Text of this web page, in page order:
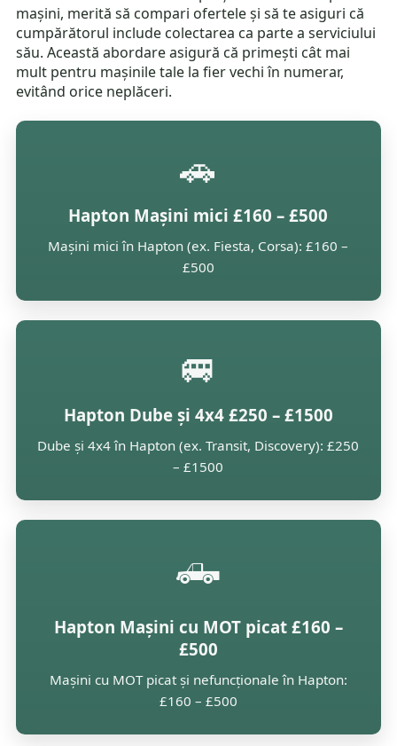
mașini, merită să compari ofertele și să te asiguri că
cumpărătorul include colectarea ca parte a serviciului
său. Această abordare asigură că primești cât mai
mult pentru mașinile tale la fier vechi în numerar,
evitând orice neplăceri.
🚗
Hapton Mașini mici £160 – £500
Mașini mici în Hapton (ex. Fiesta, Corsa): £160 –
£500
🚐
Hapton Dube și 4x4 £250 – £1500
Dube și 4x4 în Hapton (ex. Transit, Discovery): £250
– £1500
🛻
Hapton Mașini cu MOT picat £160 –
£500
Mașini cu MOT picat și nefuncționale în Hapton:
£160 – £500